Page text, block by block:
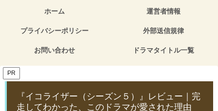
ホーム 運営者情報
プライバシーポリシー 外部送信規律
お問い合わせ ドラマタイトル一覧
PR
『イコライザー（シーズン５）』レビュー｜完
走してわかった、このドラマが愛された理由